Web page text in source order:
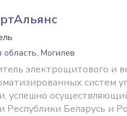
область, Могилев
электрощитового и
систем
успешно
Республики Беларусь и